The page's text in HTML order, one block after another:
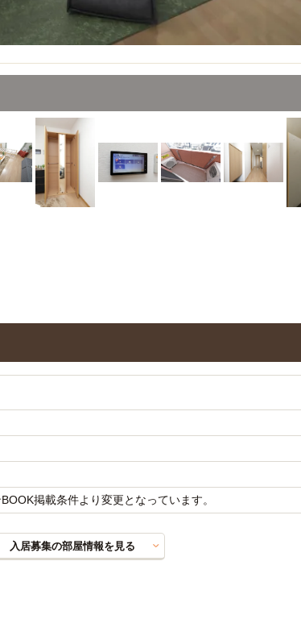
掲載条件より変更となっています。
入居募集の部屋情報を見る